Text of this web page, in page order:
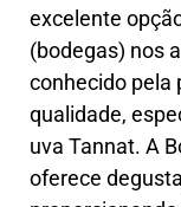
excelente
(bodegas) nos
conhecido pela
qualidade,
uva Tannat. A
oferece